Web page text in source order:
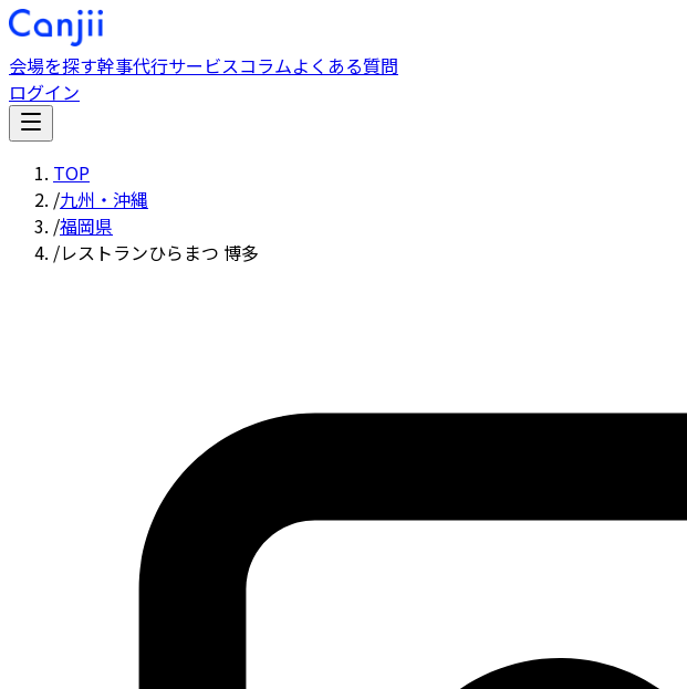
会場を探す幹事代行サービスコラムよくある質問
ログイン
TOP
/九州・沖縄
/福岡県
/レストランひらまつ 博多